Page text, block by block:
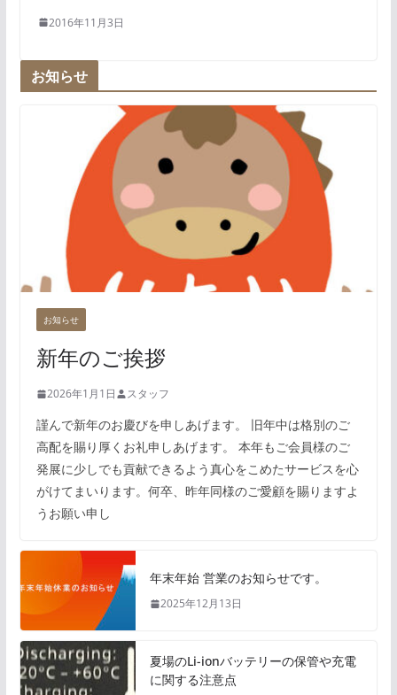
2016年11月3日
お知らせ
お知らせ
新年のご挨拶
2026年1月1日 スタッフ
謹んで新年のお慶びを申しあげます。 旧年中は格別のご
高配を賜り厚くお礼申しあげます。 本年もご会員様のご
発展に少しでも貢献できるよう真心をこめたサービスを心
がけてまいります。何卒、昨年同様のご愛顧を賜りますよ
うお願い申し
年末年始 営業のお知らせです。
2025年12月13日
夏場のLi-ionバッテリーの保管や充電
に関する注意点